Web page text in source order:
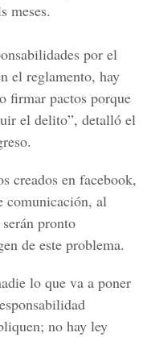
meses.
por el
el reglamento, hay
firmar pactos porque
el delito”, detalló el
creados en facebook,
comunicación, al
pronto
de este problema.
lo que va a poner
no hay ley